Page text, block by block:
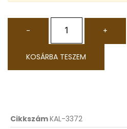
- +
KOSÁRBA TESZEM
CikkszámKAL-3372